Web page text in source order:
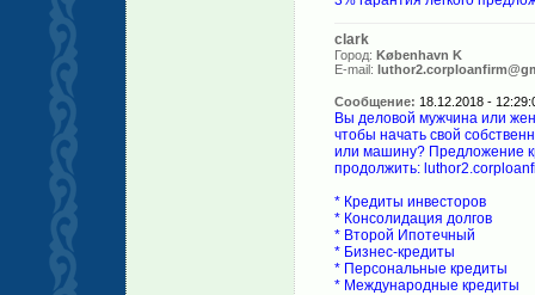
clark
Город: København K
E-mail:
Сообщение: 18.12.2018 -
Вы деловой мужчина или
чтобы начать свой
или машину? Предложение
продолжить:
* Кредиты инвесторов
* Консолидация долгов
* Второй Ипотечный
* Бизнес-кредиты
* Персональные кредиты
* Международные кредиты